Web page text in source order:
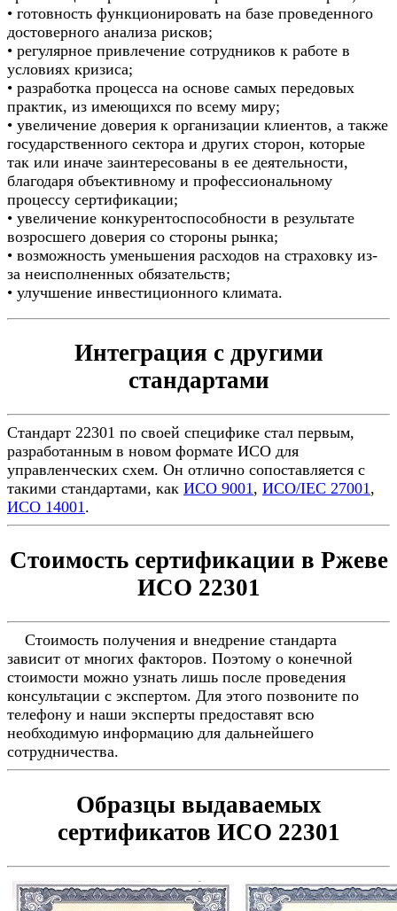
• готовность функционировать на базе проведенного
достоверного анализа рисков;
• регулярное привлечение сотрудников к работе в
условиях кризиса;
• разработка процесса на основе самых передовых
практик, из имеющихся по всему миру;
• увеличение доверия к организации клиентов, а также
государственного сектора и других сторон, которые
так или иначе заинтересованы в ее деятельности,
благодаря объективному и профессиональному
процессу сертификации;
• увеличение конкурентоспособности в результате
возросшего доверия со стороны рынка;
• возможность уменьшения расходов на страховку из-
за неисполненных обязательств;
• улучшение инвестиционного климата.
Интеграция с другими
стандартами
Стандарт 22301 по своей специфике стал первым,
разработанным в новом формате ИСО для
управленческих схем. Он отлично сопоставляется с
такими стандартами, как ИСО 9001, ИСО/IEC 27001,
ИСО 14001.
Стоимость сертификации в Ржеве
ИСО 22301
Стоимость получения и внедрение стандарта
зависит от многих факторов. Поэтому о конечной
стоимости можно узнать лишь после проведения
консультации с экспертом. Для этого позвоните по
телефону и наши эксперты предоставят всю
необходимую информацию для дальнейшего
сотрудничества.
Образцы выдаваемых
сертификатов ИСО 22301